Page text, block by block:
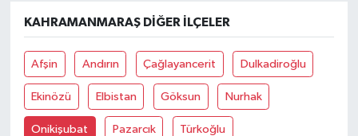
KAHRAMANMARAŞ DIĞER İLÇELER
Afşin Andırın Çağlayancerit Dulkadiroğlu
Ekinözü Elbistan Göksun Nurhak
Onikişubat Pazarcık Türkoğlu